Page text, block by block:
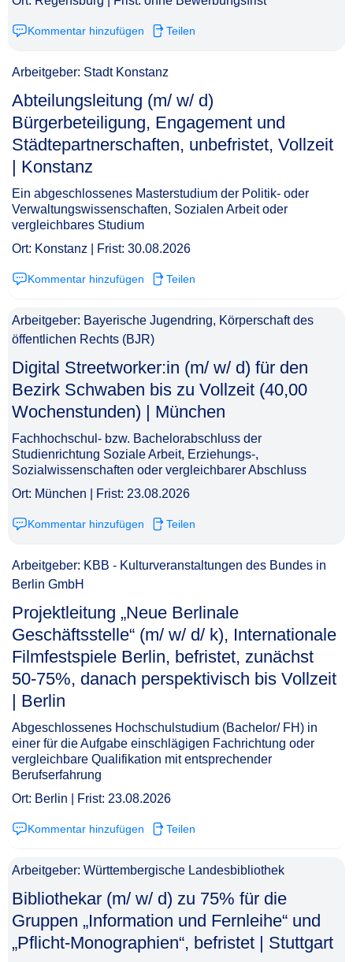
Kommentar hinzufügen Teilen
Arbeitgeber: Stadt Konstanz
Abteilungsleitung (m/ w/ d)
Bürgerbeteiligung, Engagement und
Städtepartnerschaften, unbefristet, Vollzeit
| Konstanz​‌‌‌‌​‌​‌‌‌‌‌​‌‌‌‌‌
Ein abgeschlossenes Masterstudium der Politik- oder
Verwaltungswissenschaften, Sozialen Arbeit oder
vergleichbares Studium
Ort: Konstanz | Frist: 30.08.2026
Kommentar hinzufügen Teilen
Arbeitgeber: Bayerische Jugendring, Körperschaft des
öffentlichen Rechts (BJR)
Digital Streetworker:in (m/ w/ d) für den
Bezirk Schwaben bis zu Vollzeit (40,00
Wochenstunden) | München​‌‌‌‌​‌​‌‌‌‌‌​‌‌‌‌​
Fachhochschul- bzw. Bachelorabschluss der
Studienrichtung Soziale Arbeit, Erziehungs-,
Sozialwissenschaften oder vergleichbarer Abschluss
Ort: München | Frist: 23.08.2026
Kommentar hinzufügen Teilen
Arbeitgeber: KBB - Kulturveranstaltungen des Bundes in
Berlin GmbH
Projektleitung „Neue Berlinale
Geschäftsstelle“ (m/ w/ d/ k), Internationale
Filmfestspiele Berlin, befristet, zunächst
50-75%, danach perspektivisch bis Vollzeit
| Berlin​‌‌‌‌​‌​‌‌‌‌‌​‌‌‌​‌
Abgeschlossenes Hochschulstudium (Bachelor/ FH) in
einer für die Aufgabe einschlägigen Fachrichtung oder
vergleichbare Qualifikation mit entsprechender
Berufserfahrung
Ort: Berlin | Frist: 23.08.2026
Kommentar hinzufügen Teilen
Arbeitgeber: Württembergische Landesbibliothek
Bibliothekar (m/ w/ d) zu 75% für die
Gruppen „Information und Fernleihe“ und
„Pflicht-Monographien“, befristet | Stuttgart​‌‌‌‌​‌​‌‌‌‌‌​‌‌‌​​